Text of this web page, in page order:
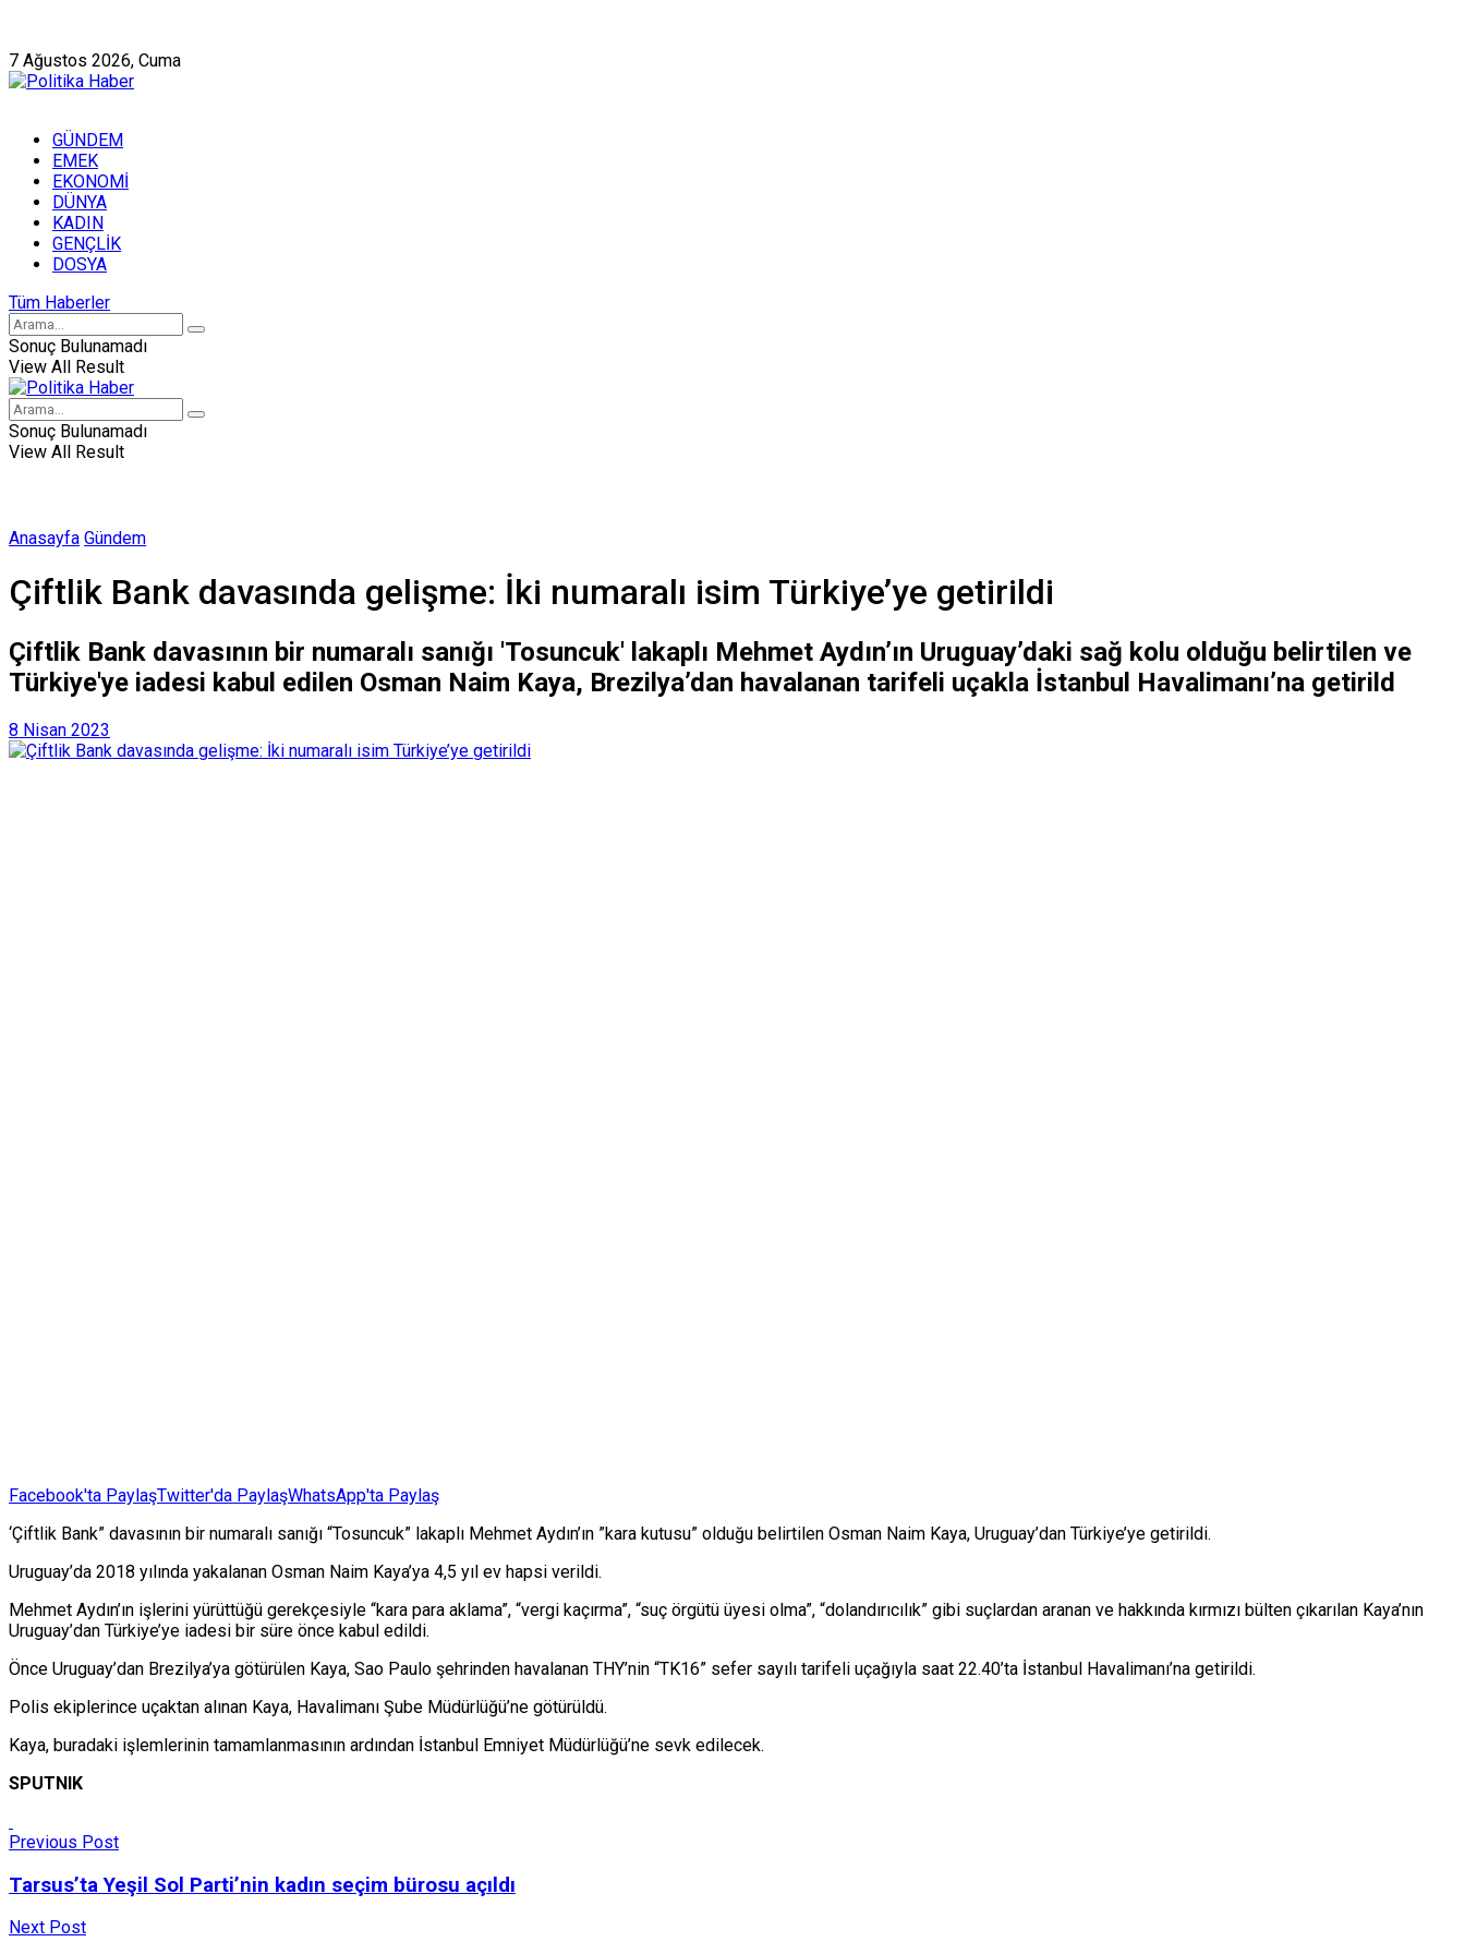
7 Ağustos 2026, Cuma
GÜNDEM
EMEK
EKONOMİ
DÜNYA
KADIN
GENÇLİK
DOSYA
Tüm Haberler
Sonuç Bulunamadı
View All Result
Sonuç Bulunamadı
View All Result
Anasayfa Gündem
Çiftlik Bank davasında gelişme: İki numaralı isim Türkiye’ye getirildi
Çiftlik Bank davasının bir numaralı sanığı 'Tosuncuk' lakaplı Mehmet Aydın’ın Uruguay’daki sağ kolu olduğu belirtilen ve
Türkiye'ye iadesi kabul edilen Osman Naim Kaya, Brezilya’dan havalanan tarifeli uçakla İstanbul Havalimanı’na getirild
8 Nisan 2023
Facebook'ta PaylaşTwitter'da PaylaşWhatsApp'ta Paylaş
‘Çiftlik Bank” davasının bir numaralı sanığı “Tosuncuk” lakaplı Mehmet Aydın’ın ”kara kutusu” olduğu belirtilen Osman Naim Kaya, Uruguay’dan Türkiye’ye getirildi.
Uruguay’da 2018 yılında yakalanan Osman Naim Kaya’ya 4,5 yıl ev hapsi verildi.
Mehmet Aydın’ın işlerini yürüttüğü gerekçesiyle “kara para aklama”, “vergi kaçırma”, “suç örgütü üyesi olma”, “dolandırıcılık” gibi suçlardan aranan ve hakkında kırmızı bülten çıkarılan Kaya’nın
Uruguay’dan Türkiye’ye iadesi bir süre önce kabul edildi.
Önce Uruguay’dan Brezilya’ya götürülen Kaya, Sao Paulo şehrinden havalanan THY’nin “TK16” sefer sayılı tarifeli uçağıyla saat 22.40’ta İstanbul Havalimanı’na getirildi.
Polis ekiplerince uçaktan alınan Kaya, Havalimanı Şube Müdürlüğü’ne götürüldü.
Kaya, buradaki işlemlerinin tamamlanmasının ardından İstanbul Emniyet Müdürlüğü’ne sevk edilecek.
SPUTNIK
Previous Post
Tarsus’ta Yeşil Sol Parti’nin kadın seçim bürosu açıldı
Next Post